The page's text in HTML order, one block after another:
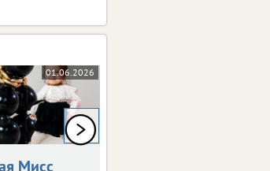
01.06.2026
0+
Мисс